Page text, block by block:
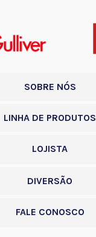
SOBRE NÓS
LINHA DE PRODUTOS
LOJISTA
DIVERSÃO
FALE CONOSCO